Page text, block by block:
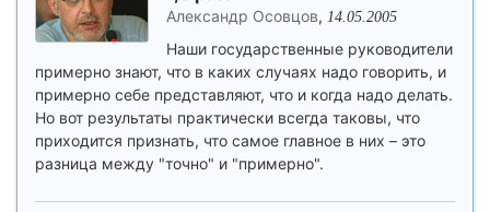
Александр Осовцов, 14.05.2005
Наши государственные руководители
примерно знают, что в каких случаях надо говорить, и
примерно себе представляют, что и когда надо делать.
Но вот результаты практически всегда таковы, что
приходится признать, что самое главное в них – это
разница между "точно" и "примерно".